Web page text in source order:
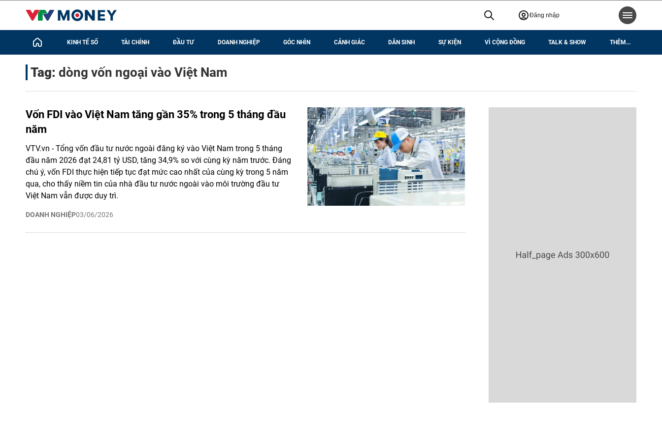
Đăng nhập
KINH TẾ SỐ TÀI CHÍNH ĐẦU TƯ DOANH NGHIỆP GÓC NHÌN CẢNH GIÁC DÂN SINH SỰ KIỆN VÌ CỘNG ĐỒNG TALK & SHOW THÊM...
Tag: dòng vốn ngoại vào Việt Nam
Vốn FDI vào Việt Nam tăng gần 35% trong 5 tháng đầu
năm
DOANH NGHIỆP03/06/2026
VTV.vn - Tổng vốn đầu tư nước ngoài đăng ký vào Việt Nam trong 5 tháng
đầu năm 2026 đạt 24,81 tỷ USD, tăng 34,9% so với cùng kỳ năm trước. Đáng
chú ý, vốn FDI thực hiện tiếp tục đạt mức cao nhất của cùng kỳ trong 5 năm
qua, cho thấy niềm tin của nhà đầu tư nước ngoài vào môi trường đầu tư
Việt Nam vẫn được duy trì.